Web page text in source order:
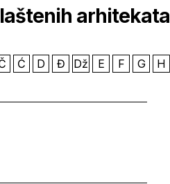
arhitekata
Ć D Đ Dž E F G H